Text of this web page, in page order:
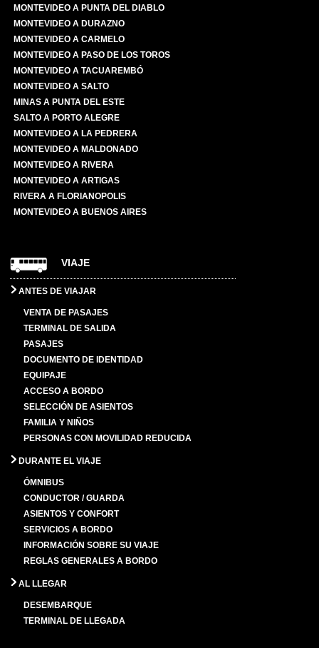
MONTEVIDEO A PUNTA DEL DIABLO
MONTEVIDEO A DURAZNO
MONTEVIDEO A CARMELO
MONTEVIDEO A PASO DE LOS TOROS
MONTEVIDEO A TACUAREMBÓ
MONTEVIDEO A SALTO
MINAS A PUNTA DEL ESTE
SALTO A PORTO ALEGRE
MONTEVIDEO A LA PEDRERA
MONTEVIDEO A MALDONADO
MONTEVIDEO A RIVERA
MONTEVIDEO A ARTIGAS
RIVERA A FLORIANOPOLIS
MONTEVIDEO A BUENOS AIRES
VIAJE
ANTES DE VIAJAR
VENTA DE PASAJES
TERMINAL DE SALIDA
PASAJES
DOCUMENTO DE IDENTIDAD
EQUIPAJE
ACCESO A BORDO
SELECCIÓN DE ASIENTOS
FAMILIA Y NIÑOS
PERSONAS CON MOVILIDAD REDUCIDA
DURANTE EL VIAJE
ÓMNIBUS
CONDUCTOR / GUARDA
ASIENTOS Y CONFORT
SERVICIOS A BORDO
INFORMACIÓN SOBRE SU VIAJE
REGLAS GENERALES A BORDO
AL LLEGAR
DESEMBARQUE
TERMINAL DE LLEGADA